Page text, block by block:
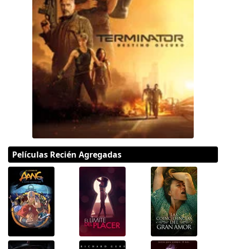
Peacock
Películas Recién Agregadas